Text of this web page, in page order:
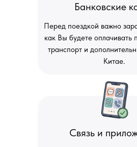
Перед поездкой важно
как Вы будете оплачивать
транспорт и
Китае.
Банковские
Связь и